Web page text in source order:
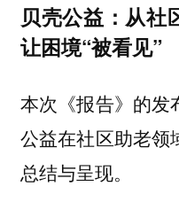
贝壳公益：从社
让困境“被看见”
本次《报告》的发
公益在社区助老领
总结与呈现。